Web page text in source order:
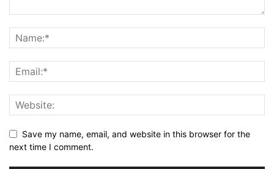
Save my name, email, and website in this browser for the
next time I comment.